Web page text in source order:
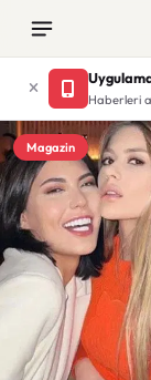
Haberleri
Magazin